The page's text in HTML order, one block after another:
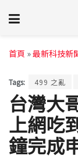
首頁 »最新科技新
Tags: 499 之亂
台灣大
上網吃
鐘完成